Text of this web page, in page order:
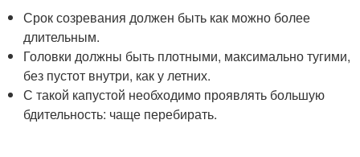
Срок созревания должен быть как можно более
длительным.
Головки должны быть плотными, максимально тугими,
без пустот внутри, как у летних.
С такой капустой необходимо проявлять большую
бдительность: чаще перебирать.